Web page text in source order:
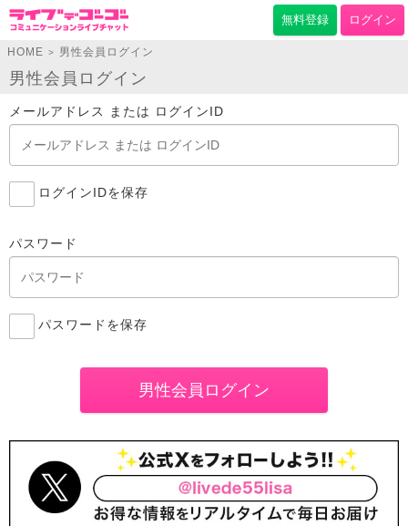
無料登録 ログイン
HOME > 男性会員ログイン
男性会員ログイン
メールアドレス または ログインID
ログインIDを保存
パスワード
パスワードを保存